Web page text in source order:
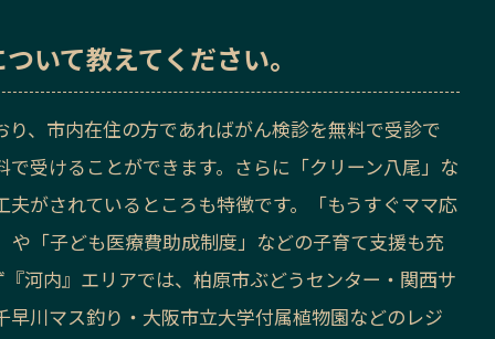
いて教えてください。
、市内在住の方であればがん検診を無料で受診で
受けることができます。さらに「クリーン八尾」な
がされているところも特徴です。「もうすぐママ応
「子ども医療費助成制度」などの子育て支援も充
河内』エリアでは、柏原市ぶどうセンター・関西サ
川マス釣り・大阪市立大学付属植物園などのレジ